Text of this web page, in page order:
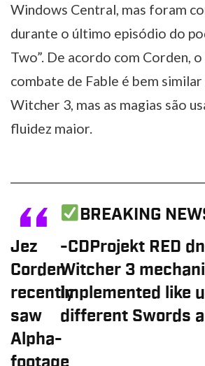
Windows Central, mas foram
durante o último episódio do
Two”. De acordo com Corden,
combate de Fable é bem similar
Witcher 3, mas as magias são
fluidez maior.
BREAKING
Jez
Corden
recently
saw
Alpha-
footage
-CDProjekt RED
Witcher 3
implemented like
different Swords